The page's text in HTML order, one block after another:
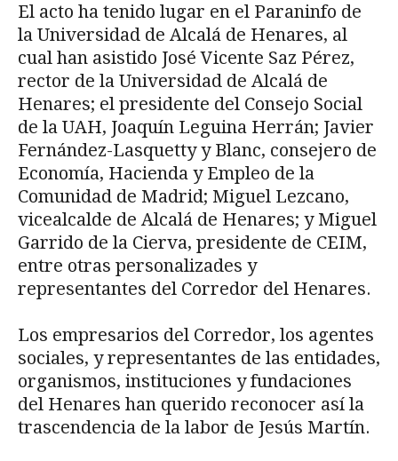
El acto ha tenido lugar en el Paraninfo de
la Universidad de Alcalá de Henares, al
cual han asistido José Vicente Saz Pérez,
rector de la Universidad de Alcalá de
Henares; el presidente del Consejo Social
de la UAH, Joaquín Leguina Herrán; Javier
Fernández-Lasquetty y Blanc, consejero de
Economía, Hacienda y Empleo de la
Comunidad de Madrid; Miguel Lezcano,
vicealcalde de Alcalá de Henares; y Miguel
Garrido de la Cierva, presidente de CEIM,
entre otras personalizades y
representantes del Corredor del Henares.
Los empresarios del Corredor, los agentes
sociales, y representantes de las entidades,
organismos, instituciones y fundaciones
del Henares han querido reconocer así la
trascendencia de la labor de Jesús Martín.